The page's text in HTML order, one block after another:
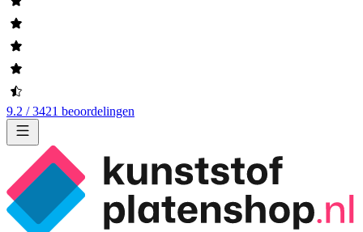
9.2 / 3421 beoordelingen